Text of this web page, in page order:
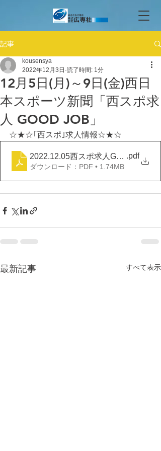
記事
12月5日(月)～9日(金)西日
本スポーツ新聞「西スポ求
人 GOOD JOB」
kousensya
2022年12月3日 読了時間: 1分
☆★☆｢西スポ｣求人情報☆★☆
2022.12.05西スポ求人GOOD JOB
.pdf
ダウンロード：PDF • 1.74MB
最新記事 すべて表示